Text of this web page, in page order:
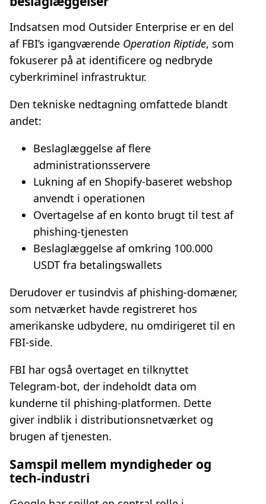
Indsatsen mod Outsider Enterprise er en del
af FBI’s igangværende Operation Riptide, som
fokuserer på at identificere og nedbryde
cyberkriminel infrastruktur.
Den tekniske nedtagning omfattede blandt
andet:
Beslaglæggelse af flere
administrationsservere
Lukning af en Shopify‑baseret webshop
anvendt i operationen
Overtagelse af en konto brugt til test af
phishing‑tjenesten
Beslaglæggelse af omkring 100.000
USDT fra betalingswallets
Derudover er tusindvis af phishing‑domæner,
som netværket havde registreret hos
amerikanske udbydere, nu omdirigeret til en
FBI‑side.
FBI har også overtaget en tilknyttet
Telegram‑bot, der indeholdt data om
kunderne til phishing‑platformen. Dette
giver indblik i distributionsnetværket og
brugen af tjenesten.
Samspil mellem myndigheder og
tech‑industri